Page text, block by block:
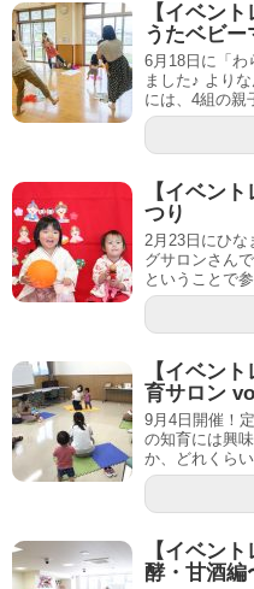
【イベン
うたベビ
6月18日に「わ
ました♪ より
には、4組の親
【イベン
つり
2月23日にひな
グサロンさん
ということで
【イベン
育サロン
9月4日開催！
の知育には興
か、どれくら
【イベン
酵・甘酒編